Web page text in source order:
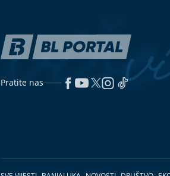
Pratite nas